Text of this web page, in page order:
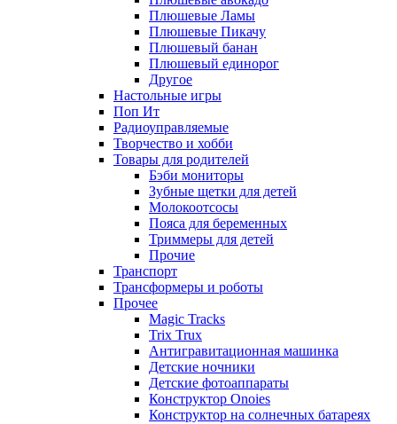
Плюшевые Ламы
Плюшевые Пикачу
Плюшевый банан
Плюшевый единорог
Другое
Настольные игры
Поп Ит
Радиоуправляемые
Творчество и хобби
Товары для родителей
Бэби мониторы
Зубные щетки для детей
Молокоотсосы
Пояса для беременных
Триммеры для детей
Прочие
Транспорт
Трансформеры и роботы
Прочее
Magic Tracks
Trix Trux
Антигравитационная машинка
Детские ночники
Детские фотоаппараты
Конструктор Onoies
Конструктор на солнечных батареях